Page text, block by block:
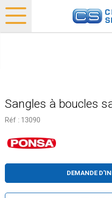
Sangles à boucles
Réf : 13090
DEMANDE